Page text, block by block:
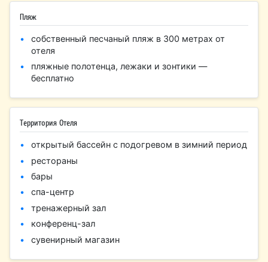
Пляж
собственный песчаный пляж в 300 метрах от
отеля
пляжные полотенца, лежаки и зонтики —
бесплатно
Территория Отеля
открытый бассейн с подогревом в зимний период
рестораны
бары
спа-центр
тренажерный зал
конференц-зал
сувенирный магазин